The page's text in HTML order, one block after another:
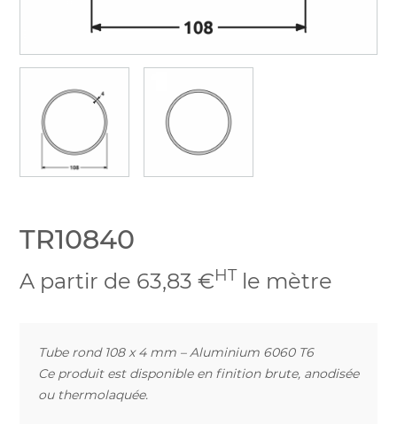
TR10840
A partir de 63,83 €HT le mètre
Tube rond 108 x 4 mm – Aluminium 6060 T6
Ce produit est disponible en finition brute, anodisée
ou thermolaquée.